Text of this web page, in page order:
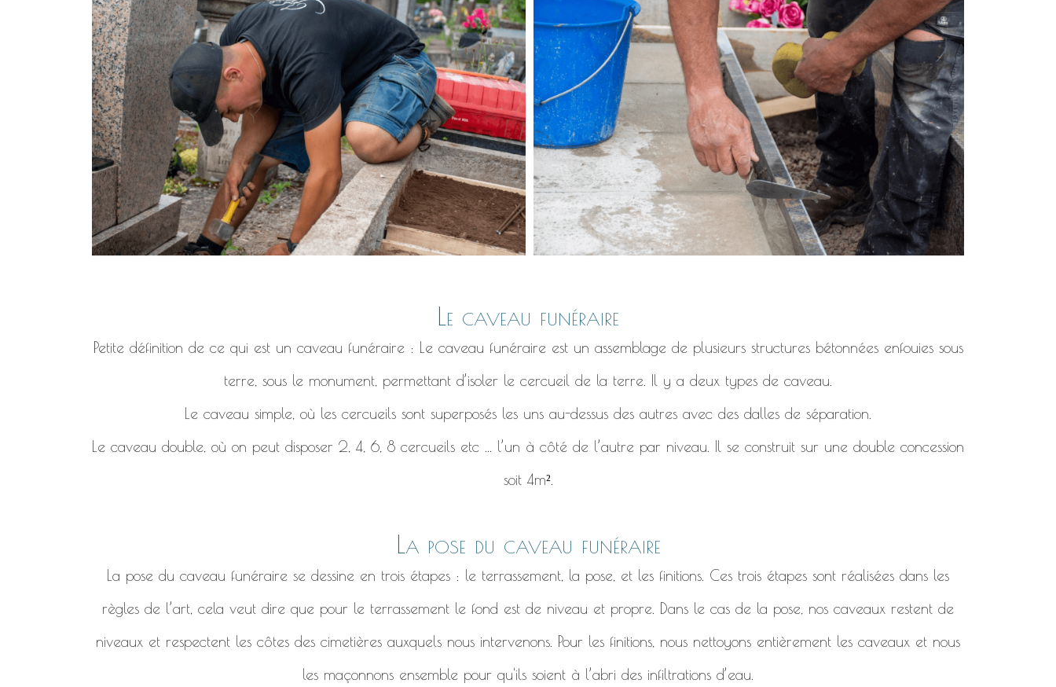
Le caveau funéraire
Petite définition de ce qui est un caveau funéraire : Le caveau funéraire est un assemblage de plusieurs structures bétonnées enfouies sous
terre, sous le monument, permettant d’isoler le cercueil de la terre. Il y a deux types de caveau.
Le caveau simple, où les cercueils sont superposés les uns au-dessus des autres avec des dalles de séparation.
Le caveau double, où on peut disposer 2, 4, 6, 8 cercueils etc ... l’un à côté de l’autre par niveau. Il se construit sur une double concession
soit 4m².
La pose du caveau funéraire
La pose du caveau funéraire se dessine en trois étapes : le terrassement, la pose, et les finitions. Ces trois étapes sont réalisées dans les
règles de l’art, cela veut dire que pour le terrassement le fond est de niveau et propre. Dans le cas de la pose, nos caveaux restent de
niveaux et respectent les côtes des cimetières auxquels nous intervenons. Pour les finitions, nous nettoyons entièrement les caveaux et nous
les maçonnons ensemble pour qu'ils soient à l’abri des infiltrations d’eau.